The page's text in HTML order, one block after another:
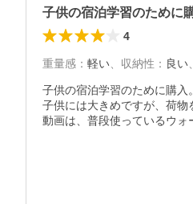
子供の宿泊学習のために
4
重量感 ： 軽い 収納性 ： 良い
子供の宿泊学習のために購入。
子供には大きめですが、荷物
動画は、普段使っているウォ